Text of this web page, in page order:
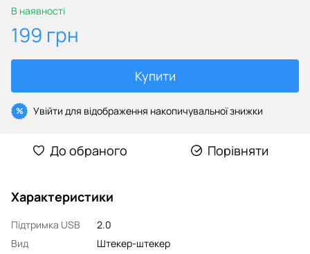
В наявності
199 грн
Купити
% Увійти для відображення накопичувальної знижки
До обраного Порівняти
Характеристики
Підтримка USB
2.0
Вид
Штекер-штекер